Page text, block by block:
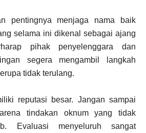
pentingnya menjaga nama baik
selama ini dikenal sebagai ajang
pihak penyelenggara dan
segera mengambil langkah
tidak terulang.
reputasi besar. Jangan sampai
tindakan oknum yang tidak
Evaluasi menyeluruh sangat